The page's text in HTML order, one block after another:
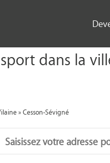
dans la
»Cesson-Sévigné